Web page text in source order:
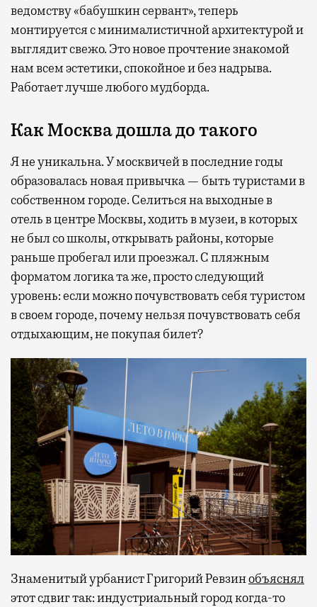
ведомству «бабушкин сервант», теперь
монтируется с минималистичной архитектурой и
выглядит свежо. Это новое прочтение знакомой
нам всем эстетики, спокойное и без надрыва.
Работает лучше любого мудборда.
Как Москва дошла до такого
Я не уникальна. У москвичей в последние годы
образовалась новая привычка — быть туристами в
собственном городе. Селиться на выходные в
отель в центре Москвы, ходить в музеи, в которых
не был со школы, открывать районы, которые
раньше пробегал или проезжал. С пляжным
форматом логика та же, просто следующий
уровень: если можно почувствовать себя туристом
в своем городе, почему нельзя почувствовать себя
отдыхающим, не покупая билет?
Знаменитый урбанист Григорий Ревзинобъяснял
этот сдвиг так: индустриальный город когда-то